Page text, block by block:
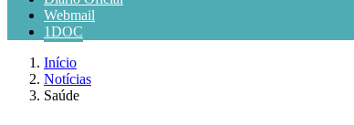
Webmail
1DOC
Início
Notícias
Saúde